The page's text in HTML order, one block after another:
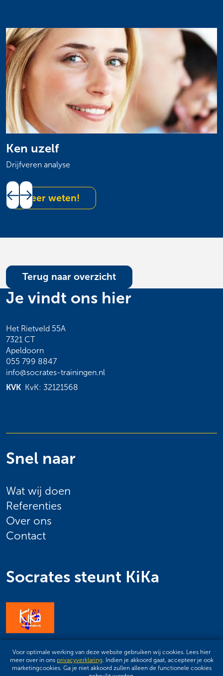
Ken uzelf
Drijfveren analyse
Meer weten!
Terug naar overzicht
Snel naar
Wat wij doen
Referenties
Over ons
Contact
Je vindt ons hier
Het Rietveld 55A
7321 CT
Apeldoorn
055 799 8847
info@socrates-trainingen.nl
KVK KvK: 32121568
Socrates steunt KiKa
Sitemap
Design by ipsis
Voor optimale werking van deze website gebruiken wij cookies. Lees hier
meer over in ons privacyverklaring. Indien je akkoord gaat, accepteer je ook
marketingcookies. Ga je niet akkoord zullen alleen de functionele cookies